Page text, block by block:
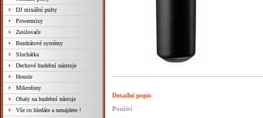
DJ mixážní pulty
Powermixy
Zesilovače
Bezdrátové systémy
Sluchátka
Dechové hudební nástroje
Housle
Mikrofony
Obaly na hudební nástoje
Vše co hledáte a nenajdete !
Detailní popis
Použití